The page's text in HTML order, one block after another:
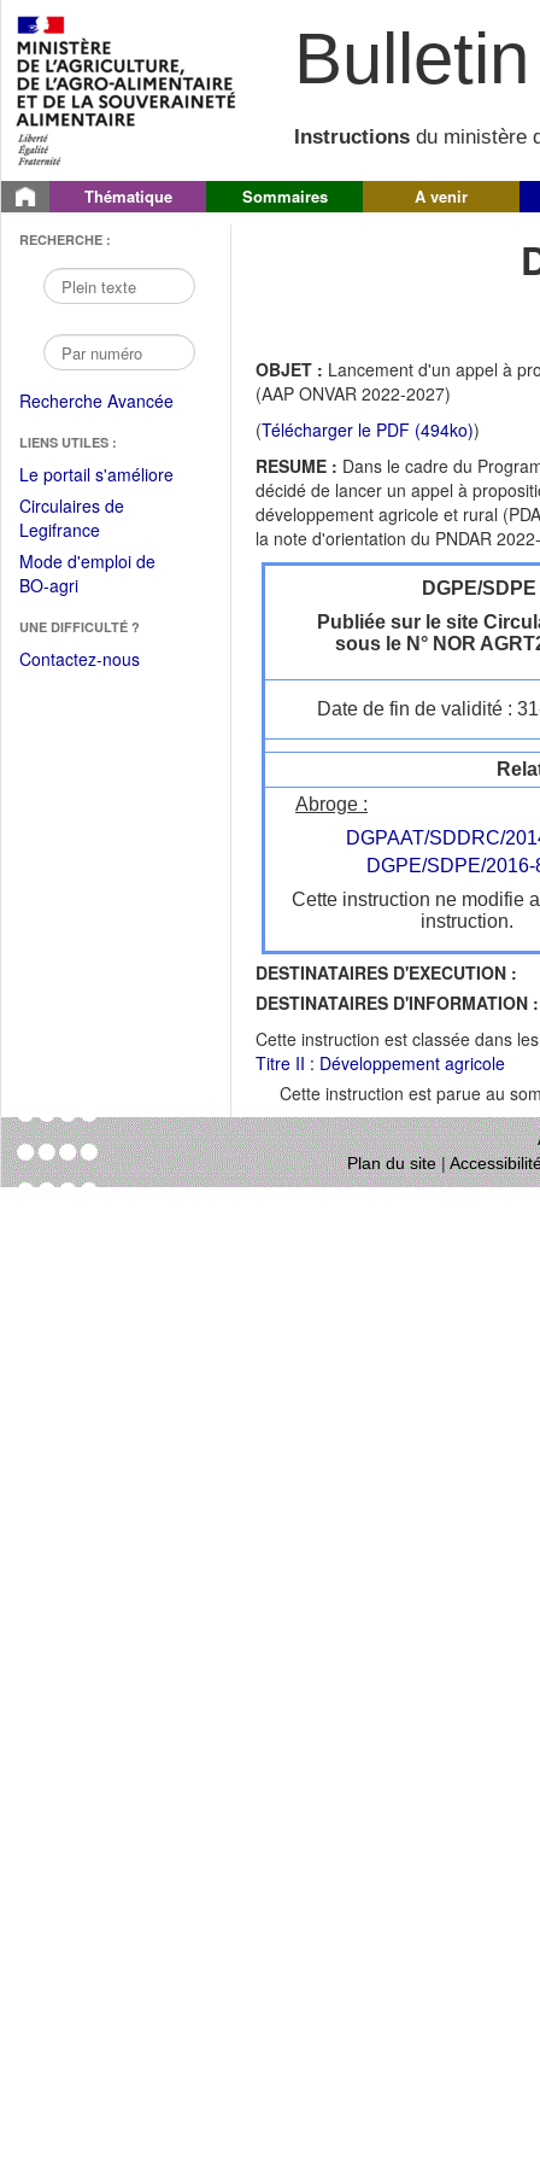
Instructions du ministère
Thématique Sommaires A venir
RECHERCHE :
Recherche Avancée
LIENS UTILES :
Le portail s'améliore(Fichier
Circulaires de
Legifrance(Ouvrir
dans
une
fenêtre)
Mode d'emploi de
BO-agri(Ouvrir
une
nouvelle
UNE DIFFICULTÉ ?
Contactez-nous
OBJET : Lancement d'un appel à
(AAP ONVAR 2022-2027)
(Télécharger le PDF (494ko))
RESUME : Dans le cadre du
décidé de lancer un appel à
développement agricole et rural
la note d'orientation du PNDAR
DGPE/SDPE
Publiée sur le site
sous le N° NOR
Date de fin de validité :
Abroge :
DGPAAT/SDDRC/
DGPE/SDPE/2016-
Cette instruction ne modifie
instruction.
DESTINATAIRES D'EXECUTION :
DESTINATAIRES D'INFORMATION :
Cette instruction est classée dans
Titre II : Développement agricole
Cette instruction est parue au
Plan du site|